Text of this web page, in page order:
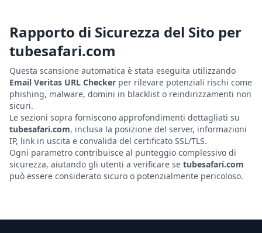
Rapporto di Sicurezza del Sito per
tubesafari.com
Questa scansione automatica è stata eseguita utilizzando
Email Veritas URL Checker per rilevare potenziali rischi come
phishing, malware, domini in blacklist o reindirizzamenti non
sicuri.
Le sezioni sopra forniscono approfondimenti dettagliati su
tubesafari.com, inclusa la posizione del server, informazioni
IP, link in uscita e convalida del certificato SSL/TLS.
Ogni parametro contribuisce al punteggio complessivo di
sicurezza, aiutando gli utenti a verificare se tubesafari.com
può essere considerato sicuro o potenzialmente pericoloso.